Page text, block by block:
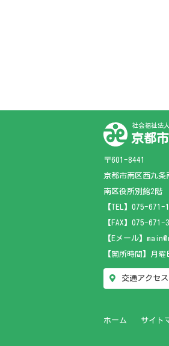
社会福祉法人
京都
〒601-8441
京都市南区西九条
南区役所別館2階
【TEL】 075-671-
【FAX】075-671-
【Eメール】
【開所時間】月
交通アクセ
ホーム サイト